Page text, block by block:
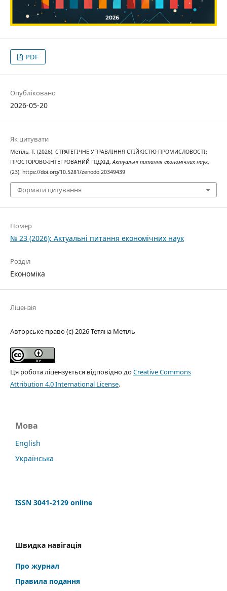
PDF
Опубліковано
2026-05-20
Як цитувати
Метіль, Т. (2026). СТРАТЕГІЧНЕ УПРАВЛІННЯ СТІЙКІСТЮ ПРОМИСЛОВОСТІ:
ПРОСТОРОВО-ІНТЕГРОВАНИЙ ПІДХІД. Актуальні питання економічних наук,
(23). https://doi.org/10.5281/zenodo.20349439
Формати цитування
Номер
№ 23 (2026): Актуальні питання економічних наук
Розділ
Економіка
Ліцензія
Авторське право (c) 2026 Тетяна Метіль
Ця робота ліцензується відповідно доCreative Commons
Attribution 4.0 International License.
Мова
English
Українська
ISSN 3041-2129 online
Швидка навігація
Про журнал
Правила подання